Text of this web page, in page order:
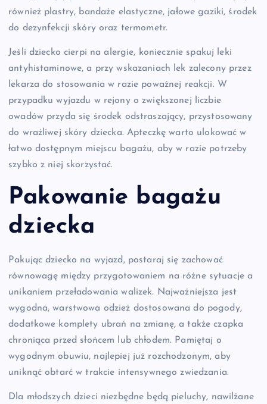
również plastry, bandaże elastyczne, jałowe gaziki, środek
do dezynfekcji skóry oraz termometr.
Jeśli dziecko cierpi na alergie, koniecznie spakuj leki
antyhistaminowe, a przy wskazaniach lek zalecony przez
lekarza do stosowania w razie poważnej reakcji. W
przypadku wyjazdu w rejony o zwiększonej liczbie
owadów przyda się środek odstraszający, przystosowany
do wrażliwej skóry dziecka. Apteczkę warto ulokować w
łatwo dostępnym miejscu bagażu, aby w razie potrzeby
szybko z niej skorzystać.
Pakowanie bagażu
dziecka
Pakując dziecko na wyjazd, postaraj się zachować
równowagę między przygotowaniem na różne sytuacje a
unikaniem przeładowania walizek. Najważniejsza jest
wygodna, warstwowa odzież dostosowana do pogody,
dodatkowe komplety ubrań na zmianę, a także czapka
chroniąca przed słońcem lub chłodem. Pamiętaj o
wygodnym obuwiu, najlepiej już rozchodzonym, aby
uniknąć obtarć w trakcie intensywnego zwiedzania.
Dla młodszych dzieci niezbędne będą pieluchy, nawilżane